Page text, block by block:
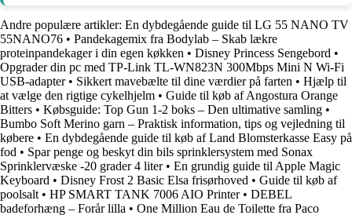
Andre populære artikler: En dybdegående guide til LG 55 NANO TV
55NANO76 • Pandekagemix fra Bodylab – Skab lækre
proteinpandekager i din egen køkken • Disney Princess Sengebord •
Opgrader din pc med TP-Link TL-WN823N 300Mbps Mini N Wi-Fi
USB-adapter• Sikkert mavebælte til dine værdier på farten • Hjælp til
at vælge den rigtige cykelhjelm • Guide til køb af Angostura Orange
Bitters • Købsguide: Top Gun 1-2 boks – Den ultimative samling •
Bumbo Soft Merino garn – Praktisk information, tips og vejledning til
købere • En dybdegående guide til køb af Land Blomsterkasse Easy på
fod • Spar penge og beskyt din bils sprinklersystem med Sonax
Sprinklervæske -20 grader 4 liter• En grundig guide til Apple Magic
Keyboard • Disney Frost 2 Basic Elsa frisørhoved • Guide til køb af
poolsalt • HP SMART TANK 7006 AIO Printer• DEBEL
badeforhæng – Forår lilla • One Million Eau de Toilette fra Paco